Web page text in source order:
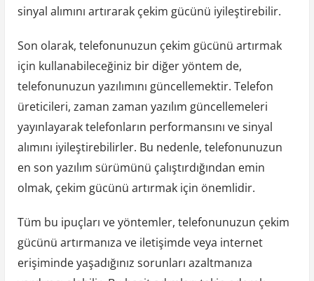
sinyal alımını artırarak çekim gücünü iyileştirebilir.
Son olarak, telefonunuzun çekim gücünü artırmak
için kullanabileceğiniz bir diğer yöntem de,
telefonunuzun yazılımını güncellemektir. Telefon
üreticileri, zaman zaman yazılım güncellemeleri
yayınlayarak telefonların performansını ve sinyal
alımını iyileştirebilirler. Bu nedenle, telefonunuzun
en son yazılım sürümünü çalıştırdığından emin
olmak, çekim gücünü artırmak için önemlidir.
Tüm bu ipuçları ve yöntemler, telefonunuzun çekim
gücünü artırmanıza ve iletişimde veya internet
erişiminde yaşadığınız sorunları azaltmanıza